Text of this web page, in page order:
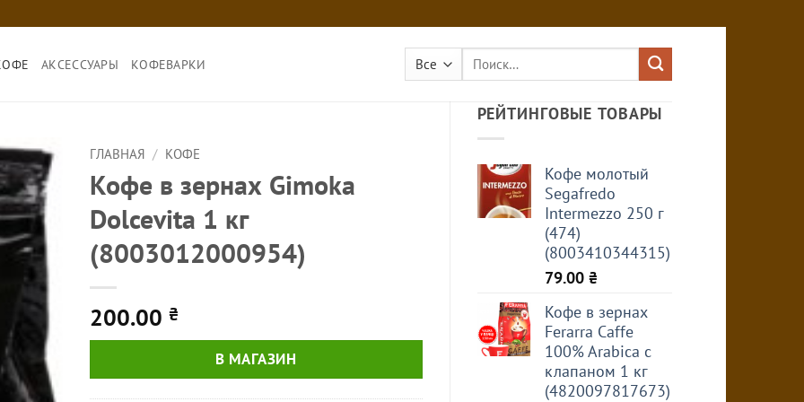
АКСЕССУАРЫ КОФЕВАРКИ
Искать:
РЕЙТИНГОВЫЕ ТОВАРЫ
Кофе молотый
Segafredo
Intermezzo 250 г
(474)
(8003410344315)
79.00 ₴
Кофе в зернах
Ferarra Caffe
100% Arabica с
клапаном 1 кг
(4820097817673)
ГЛАВНАЯ / КОФЕ
Кофе в зернах Gimoka
Dolcevita 1 кг
(8003012000954)
200.00 ₴
В МАГАЗИН